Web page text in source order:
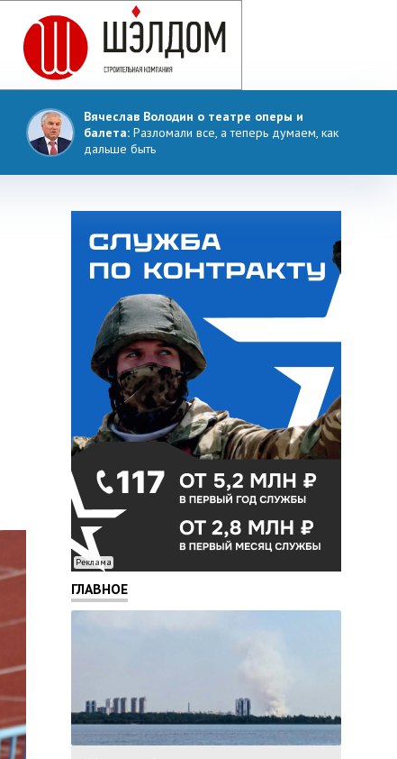
Вячеслав Володин о театре оперы и
балета: Разломали все, а теперь думаем, как
дальше быть
Реклама
ГЛАВНОЕ